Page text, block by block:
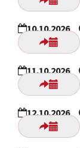
10.10.2026
11.10.2026
12.10.2026